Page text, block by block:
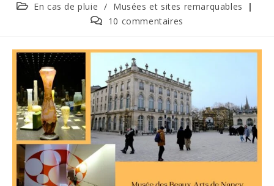
En cas de pluie / Musées et sites remarquables
10 commentaires